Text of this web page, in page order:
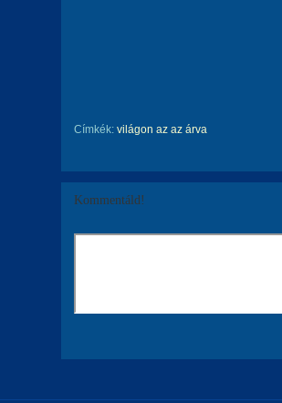
Címkék: világon az az árva
Kommentáld!